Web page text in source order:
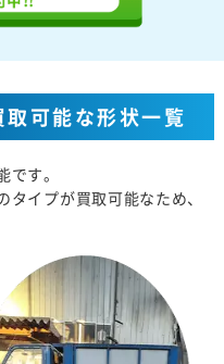
可能な形状一覧
す。
イプが買取可能なため、